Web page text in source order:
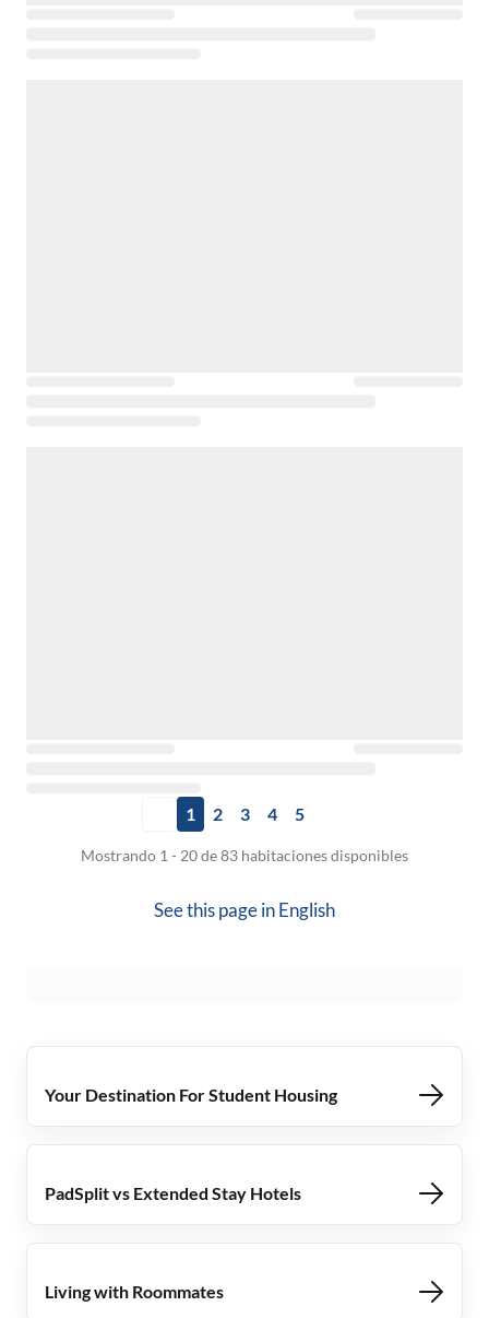
1 2 3 4 5
Mostrando 1 - 20 de 83 habitaciones disponibles
See this page inEnglish
Your Destination For Student Housing
PadSplit vs Extended Stay Hotels
Living with Roommates